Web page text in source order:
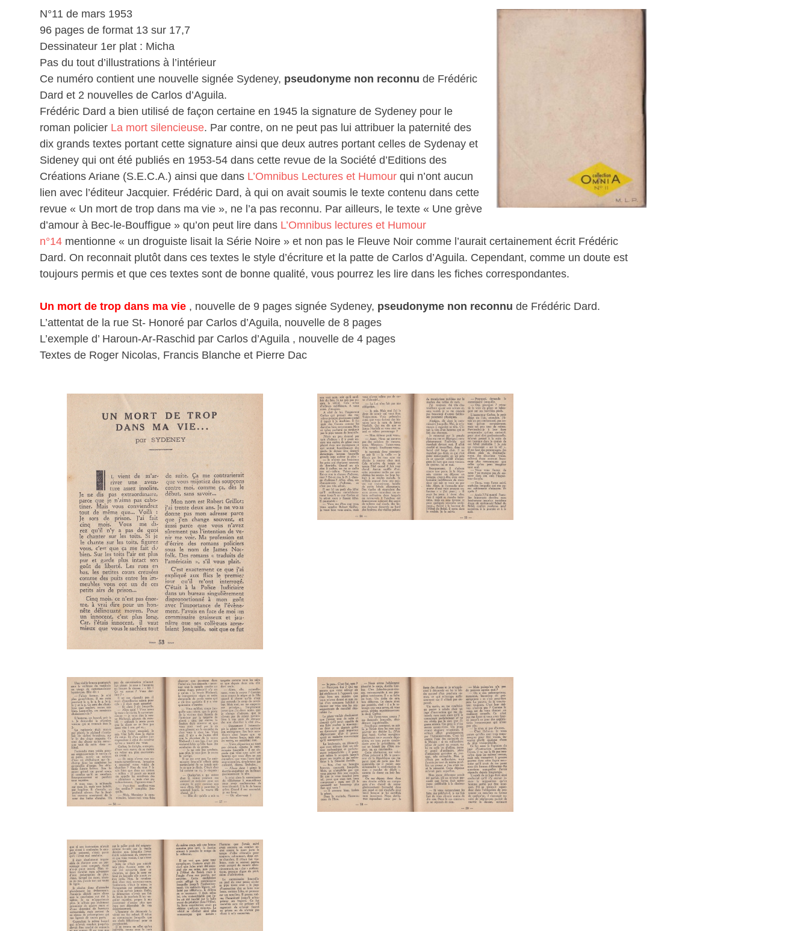
N°11 de mars 1953
96 pages de format 13 sur 17,7
Dessinateur 1er plat : Micha
Pas du tout d’illustrations à l’intérieur
Ce numéro contient une nouvelle signée Sydeney, pseudonyme non reconnu de Frédéric
Dard et 2 nouvelles de Carlos d’Aguila.
Frédéric Dard a bien utilisé de façon certaine en 1945 la signature de Sydeney pour le
roman policier La mort silencieuse. Par contre, on ne peut pas lui attribuer la paternité des
dix grands textes portant cette signature ainsi que deux autres portant celles de Sydenay et
Sideney qui ont été publiés en 1953-54 dans cette revue de la Société d’Editions des
Créations Ariane (S.E.C.A.) ainsi que dans L’Omnibus Lectures et Humour qui n’ont aucun
lien avec l’éditeur Jacquier. Frédéric Dard, à qui on avait soumis le texte contenu dans cette
revue « Un mort de trop dans ma vie », ne l’a pas reconnu. Par ailleurs, le texte « Une grève
d’amour à Bec-le-Bouffigue » qu’on peut lire dans L’Omnibus lectures et Humour
n°14 mentionne « un droguiste lisait la Série Noire » et non pas le Fleuve Noir comme l’aurait certainement écrit Frédéric
Dard. On reconnait plutôt dans ces textes le style d’écriture et la patte de Carlos d’Aguila. Cependant, comme un doute est
toujours permis et que ces textes sont de bonne qualité, vous pourrez les lire dans les fiches correspondantes.
Un mort de trop dans ma vie , nouvelle de 9 pages signée Sydeney, pseudonyme non reconnu de Frédéric Dard.
L’attentat de la rue St- Honoré par Carlos d’Aguila, nouvelle de 8 pages
L’exemple d’ Haroun-Ar-Raschid par Carlos d’Aguila , nouvelle de 4 pages
Textes de Roger Nicolas, Francis Blanche et Pierre Dac